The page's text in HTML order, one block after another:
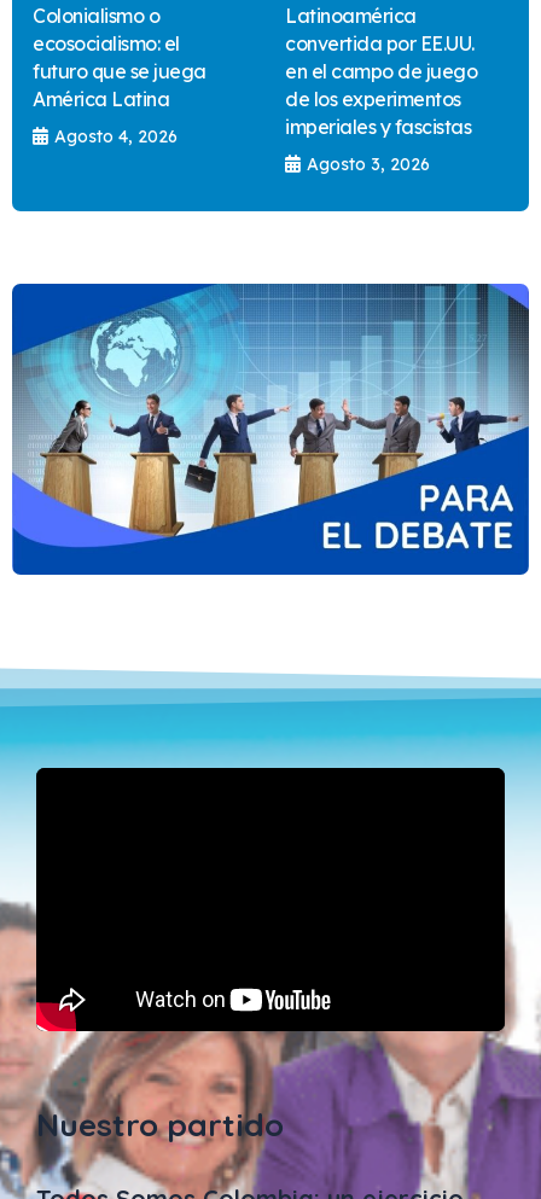
Colonialismo o
ecosocialismo: el
futuro que se juega
América Latina
Agosto 4, 2026
Latinoamérica
convertida por EE.UU.
en el campo de juego
de los experimentos
imperiales y fascistas
Agosto 3, 2026
Nuestro partido